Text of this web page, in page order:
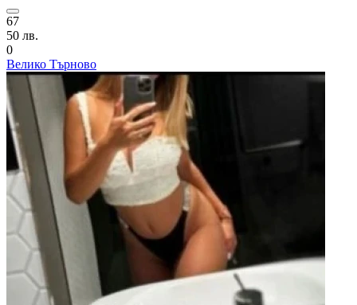
67
50 лв.
0
Велико Търново